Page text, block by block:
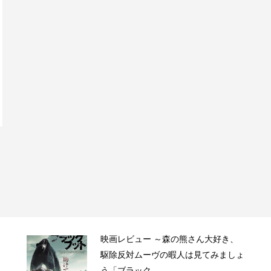
映画レビュー ～森の熊さん大好き、
駆除反対ムーヴの暇人は見てみましょ